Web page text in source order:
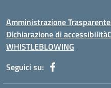
Amministrazione Trasparente
Dichiarazione di accessibilità
WHISTLEBLOWING
Seguici su: